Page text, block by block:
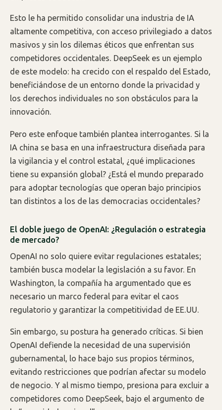
Esto le ha permitido consolidar una industria de IA
altamente competitiva, con acceso privilegiado a datos
masivos y sin los dilemas éticos que enfrentan sus
competidores occidentales. DeepSeek es un ejemplo
de este modelo: ha crecido con el respaldo del Estado,
beneficiándose de un entorno donde la privacidad y
los derechos individuales no son obstáculos para la
innovación.
Pero este enfoque también plantea interrogantes. Si la
IA china se basa en una infraestructura diseñada para
la vigilancia y el control estatal, ¿qué implicaciones
tiene su expansión global? ¿Está el mundo preparado
para adoptar tecnologías que operan bajo principios
tan distintos a los de las democracias occidentales?
El doble juego de OpenAI: ¿Regulación o estrategia
de mercado?
OpenAI no solo quiere evitar regulaciones estatales;
también busca modelar la legislación a su favor. En
Washington, la compañía ha argumentado que es
necesario un marco federal para evitar el caos
regulatorio y garantizar la competitividad de EE.UU.
Sin embargo, su postura ha generado críticas. Si bien
OpenAI defiende la necesidad de una supervisión
gubernamental, lo hace bajo sus propios términos,
evitando restricciones que podrían afectar su modelo
de negocio. Y al mismo tiempo, presiona para excluir a
competidores como DeepSeek, bajo el argumento de